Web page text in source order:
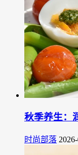
秋季养生：
时尚部落